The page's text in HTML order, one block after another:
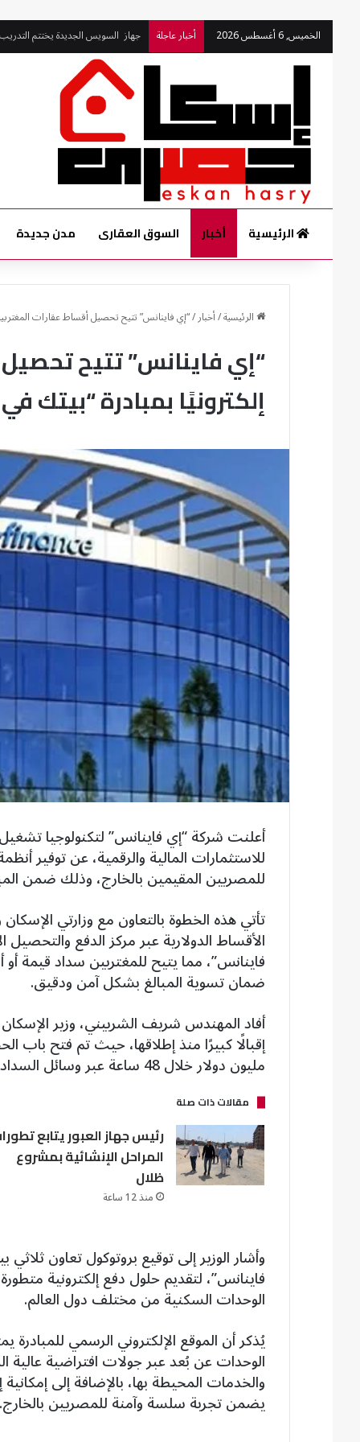
الخميس, 6 أغسطس 2026 أخبار عاجلة
جهاز السويس الجديدة يختتم
الرئيسية أخبار السوق العقارى مدن جديدة
الرئيسية/أخبار/“إي فاينانس” تتيح تحصيل أقساط عقارات
“إي فاينانس” تتيح
إلكترونيًا بمبادرة “بيتك
أعلنت شركة “إي فاينانس” لتكنولوجيا
للاستثمارات المالية والرقمية، عن توفير
للمصريين المقيمين بالخارج، وذلك ضمن
تأتي هذه الخطوة بالتعاون مع وزارتي
الأقساط الدولارية عبر مركز الدفع والتحصيل
فاينانس”، مما يتيح للمغتربين سداد قيمة
ضمان تسوية المبالغ بشكل آمن ودقيق.
أفاد المهندس شريف الشربيني، وزير
مليون دولار خلال 48 ساعة عبر وسائل السداد المتاحة، سواء الدفع الإلكتروني أو التحويلات البنكية.
مقالات ذات صلة
رئيس جهاز العبور يتابع
المراحل الإنشائية بمشروع
ظلال
منذ 12 ساعة
وأشار الوزير إلى توقيع بروتوكول تعاون
فاينانس”، لتقديم حلول دفع إلكترونية
الوحدات السكنية من مختلف دول العالم.
يُذكر أن الموقع الإلكتروني الرسمي
الوحدات عن بُعد عبر جولات افتراضية عالية
والخدمات المحيطة بها، بالإضافة إلى
يضمن تجربة سلسة وآمنة للمصريين بالخارج.